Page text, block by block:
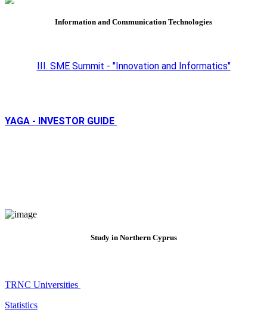
Information and Communication Technologies
III. SME Summit - "Innovation and Informatics"
YAGA - INVESTOR GUIDE
Study in Northern Cyprus
TRNC Universities
Statistics